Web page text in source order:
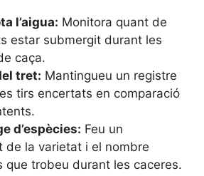
l’aigua: Monitora quant de
estar submergit durant les
caça.
tret: Mantingueu un registre
tirs encertats en comparació
d’espècies: Feu un
de la varietat i el nombre
que trobeu durant les caceres.